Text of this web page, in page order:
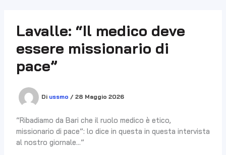
Lavalle: “Il medico deve
essere missionario di
pace”
Di ussmo / 28 Maggio 2026
”Ribadiamo da Bari che il ruolo medico è etico,
missionario di pace”: lo dice in questa in questa intervista
al nostro giornale…”